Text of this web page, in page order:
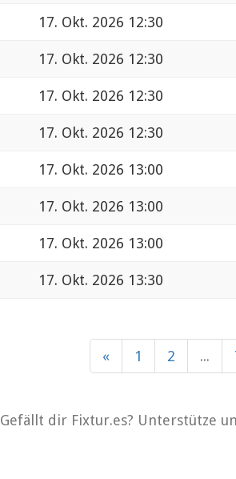
17. Okt. 2026 12:30
17. Okt. 2026 12:30
17. Okt. 2026 12:30
17. Okt. 2026 12:30
17. Okt. 2026 13:00
17. Okt. 2026 13:00
17. Okt. 2026 13:00
17. Okt. 2026 13:30
« 1 2 ...
Gefällt dir Fixtur.es? Unterstütze